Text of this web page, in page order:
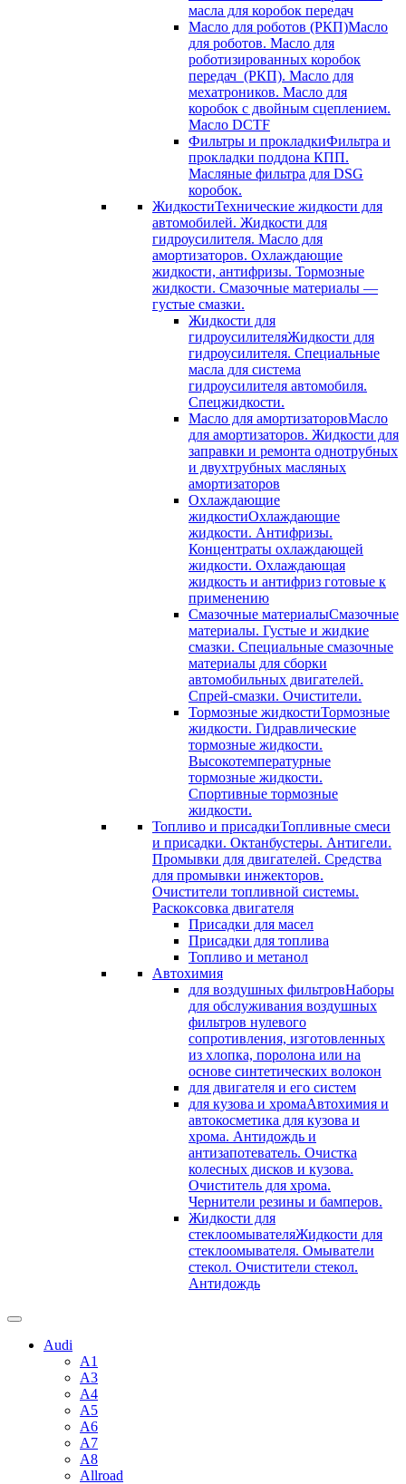
масла для коробок передач
Масло для роботов (РКП)Масло
для роботов. Масло для
роботизированных коробок
передач (РКП). Масло для
мехатроников. Масло для
коробок с двойным сцеплением.
Масло DCTF
Фильтры и прокладкиФильтра и
прокладки поддона КПП.
Масляные фильтра для DSG
коробок.
ЖидкостиТехнические жидкости для
автомобилей. Жидкости для
гидроусилителя. Масло для
амортизаторов. Охлаждающие
жидкости, антифризы. Тормозные
жидкости. Смазочные материалы —
густые смазки.
Жидкости для
гидроусилителяЖидкости для
гидроусилителя. Специальные
масла для система
гидроусилителя автомобиля.
Спецжидкости.
Масло для амортизаторовМасло
для амортизаторов. Жидкости для
заправки и ремонта однотрубных
и двухтрубных масляных
амортизаторов
Охлаждающие
жидкостиОхлаждающие
жидкости. Антифризы.
Концентраты охлаждающей
жидкости. Охлаждающая
жидкость и антифриз готовые к
применению
Смазочные материалыСмазочные
материалы. Густые и жидкие
смазки. Специальные смазочные
материалы для сборки
автомобильных двигателей.
Спрей-смазки. Очистители.
Тормозные жидкостиТормозные
жидкости. Гидравлические
тормозные жидкости.
Высокотемпературные
тормозные жидкости.
Спортивные тормозные
жидкости.
Топливо и присадкиТопливные смеси
и присадки. Октанбустеры. Антигели.
Промывки для двигателей. Средства
для промывки инжекторов.
Очистители топливной системы.
Раскоксовка двигателя
Присадки для масел
Присадки для топлива
Топливо и метанол
Автохимия
для воздушных фильтровНаборы
для обслуживания воздушных
фильтров нулевого
сопротивления, изготовленных
из хлопка, поролона или на
основе синтетических волокон
для двигателя и его систем
для кузова и хромаАвтохимия и
автокосметика для кузова и
хрома. Антидождь и
антизапотеватель. Очистка
колесных дисков и кузова.
Очиститель для хрома.
Чернители резины и бамперов.
Жидкости для
стеклоомывателяЖидкости для
стеклоомывателя. Омыватели
стекол. Очистители стекол.
Антидождь
Audi
A1
A3
A4
A5
A6
A7
A8
Allroad